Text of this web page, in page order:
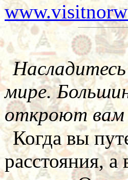
мире.
откроют вам
Когда вы
расстояния,